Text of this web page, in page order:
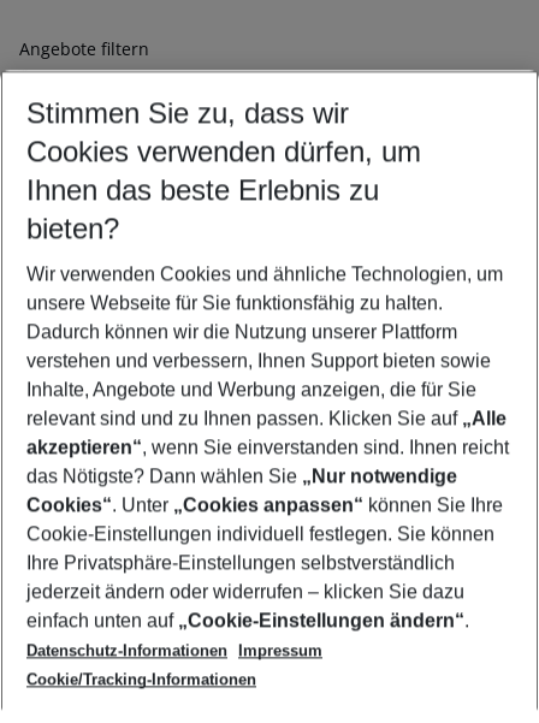
Angebote filtern
Ändern Sie Ihre Kriterien nach Ihren Wünschen
Abflughafen wählen
Beliebiger Abflughafen
Reisezeitraum wählen
11.08.26– 09.08.27 5-8 Nächte
2 Erwachsene Keine Kinder
Mehr Filter anzeigen
Footer
Footer navigation
Über uns
AGB
Cookie-Einstellungen ändern
Cookie-Richtlinie
Datenschutz
Service & Hilfe
Barrierefreies Reisen
Check-in
Folgen Sie uns
Stimmen Sie zu, dass wir
Cookies verwenden dürfen, um
Ihnen das beste Erlebnis zu
bieten?
Wir verwenden Cookies und ähnliche Technologien, um
unsere Webseite für Sie funktionsfähig zu halten.
Dadurch können wir die Nutzung unserer Plattform
verstehen und verbessern, Ihnen Support bieten sowie
Inhalte, Angebote und Werbung anzeigen, die für Sie
relevant sind und zu Ihnen passen. Klicken Sie auf „Alle
akzeptieren“, wenn Sie einverstanden sind. Ihnen reicht
das Nötigste? Dann wählen Sie „Nur notwendige
Cookies“. Unter „Cookies anpassen“ können Sie Ihre
Cookie-Einstellungen individuell festlegen. Sie können
Ihre Privatsphäre-Einstellungen selbstverständlich
jederzeit ändern oder widerrufen – klicken Sie dazu
einfach unten auf „Cookie-Einstellungen ändern“.
Datenschutz-Informationen
Impressum
Cookie/Tracking-Informationen